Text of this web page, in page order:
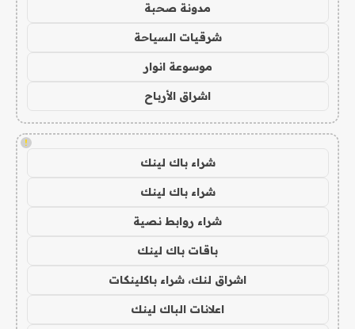
مدونة صحبة
شرقيات السياحة
موسوعة انوار
اشراق الأرباح
!
شراء باك لينك
شراء باك لينك
شراء روابط نصية
باقات باك لينك
اشراق لنك، شراء باكلينكات
اعلانات الباك لينك